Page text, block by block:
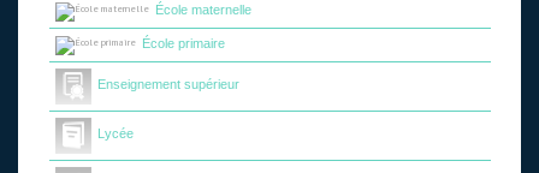
École maternelle
École primaire
Enseignement supérieur
Lycée